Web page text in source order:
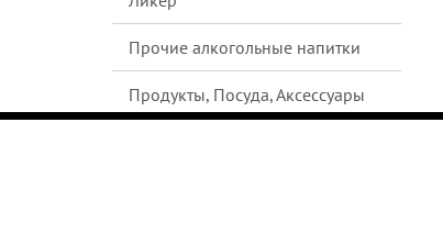
Прочие алкогольные напитки
Продукты, Посуда, Аксессуары